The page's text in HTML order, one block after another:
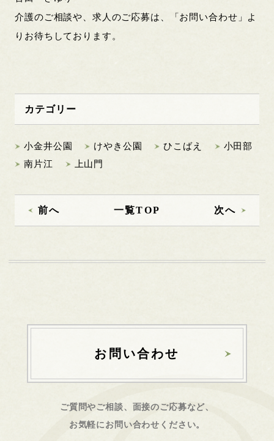
介護のご相談や、求人のご応募は、「お問い合わせ」よ
りお待ちしております。
カテゴリー
小金井公園 けやき公園 ひこばえ
小田部
南片江
上山門
前へ 一覧TOP 次へ
お問い合わせ
ご質問やご相談、面接のご応募など、
お気軽にお問い合わせください。